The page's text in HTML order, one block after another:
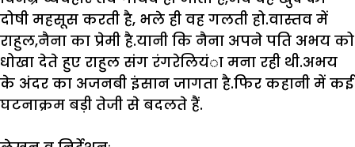
दोषी महसूस करती है, भले ही वह गलती हो.वास्तव में
राहुल,नैना का प्रेमी है.यानी कि नैना अपने पति अभय को
धोखा देते हुए राहुल संग रंगरेलियंा मना रही थी.अभय
के अंदर का अजनबी इंसान जागता है.फिर कहानी में कई
घटनाक्रम बड़ी तेजी से बदलते हैं.